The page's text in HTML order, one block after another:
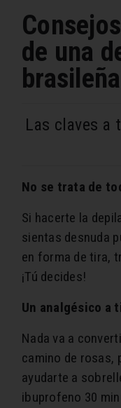
de una
brasileña
Las claves a
No se trata de
Si hacerte la
sientas desnuda
en forma de tira,
¡Tú decides!
Un analgésico a
Nada va a
camino de rosas,
ayudarte a
ibuprofeno 30